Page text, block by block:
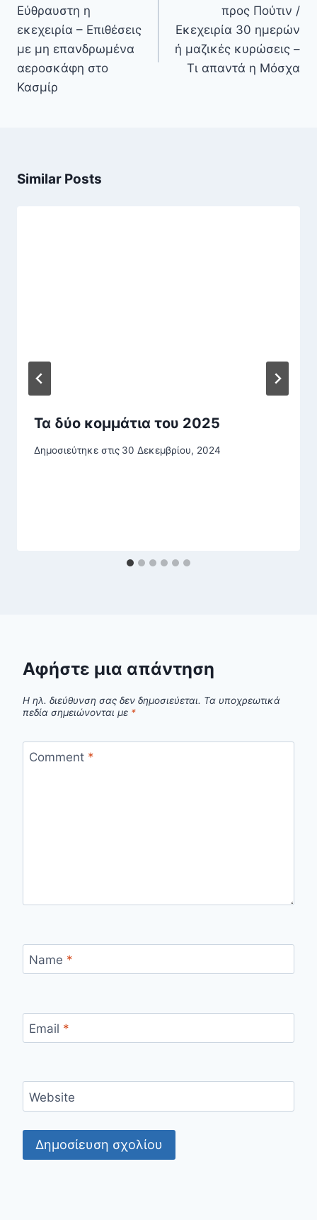
Εύθραυστη η
εκεχειρία – Επιθέσεις
με μη επανδρωμένα
αεροσκάφη στο
Κασμίρ
προς Πούτιν /
Εκεχειρία 30 ημερών
ή μαζικές κυρώσεις –
Τι απαντά η Μόσχα
Similar Posts
Τα δύο κομμάτια του 2025
Δημοσιεύτηκε στις 30 Δεκεμβρίου, 2024
Αφήστε μια απάντηση
Η ηλ. διεύθυνση σας δεν δημοσιεύεται. Τα υποχρεωτικά
πεδία σημειώνονται με *
Comment *
Name *
Email *
Website